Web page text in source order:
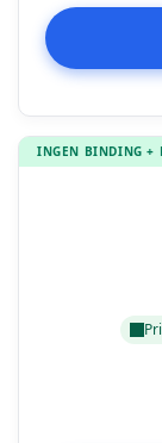
INGEN BINDING +